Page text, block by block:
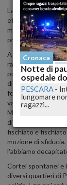
La manifestazione
effettuato due
modo violento.
protestato il leader
A Lione, circa 500
radunati intorno
polizia lanciando
diversi quartieri.
fermi. Due fermi a
vandalizzata,
MoDem Élodie
diverse centinaia a
fischiato e
mozione di
l'abbiamo
Cortei spontanei e
diversi quartieri di
Cronaca
Notte di
ospedale
PESCARA -
lungomare
ragazzi...